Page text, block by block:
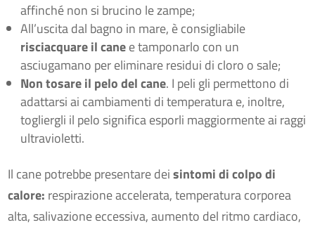
affinché non si brucino le zampe;
All’uscita dal bagno in mare, è consigliabile
risciacquare il canee tamponarlo con un
asciugamano per eliminare residui di cloro o sale;
Non tosare il pelo del cane. I peli gli permettono di
adattarsi ai cambiamenti di temperatura e, inoltre,
togliergli il pelo significa esporli maggiormente ai raggi
ultravioletti.
Il cane potrebbe presentare deisintomi di colpo di
calore: respirazione accelerata, temperatura corporea
alta, salivazione eccessiva, aumento del ritmo cardiaco,